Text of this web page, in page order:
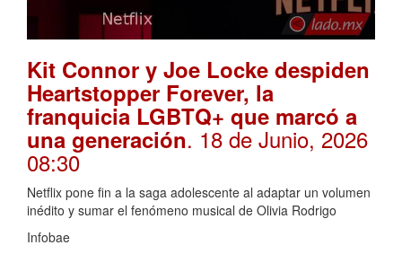
Kit Connor y Joe Locke despiden
Heartstopper Forever, la
franquicia LGBTQ+ que marcó a
una generación. 18 de Junio, 2026
08:30
Netflix pone fin a la saga adolescente al adaptar un volumen
inédito y sumar el fenómeno musical de Olivia Rodrigo
Infobae